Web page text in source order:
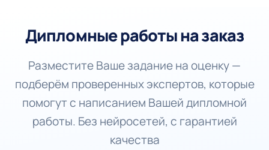
Дипломные работы на заказ
Разместите Ваше задание на оценку —
подберём проверенных экспертов, которые
помогут с написанием Вашей дипломной
работы. Без нейросетей, с гарантией
качества